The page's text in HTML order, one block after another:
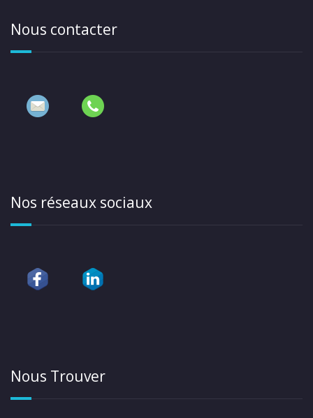
Nous contacter
Nos réseaux sociaux
Nous Trouver